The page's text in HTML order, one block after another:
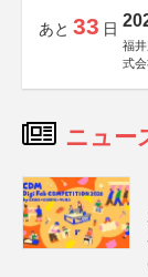
あと 33 日
福
式会
ニュー